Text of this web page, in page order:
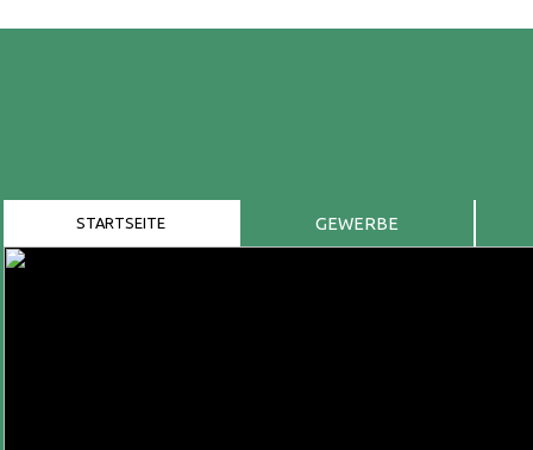
STARTSEITE GEWERBE